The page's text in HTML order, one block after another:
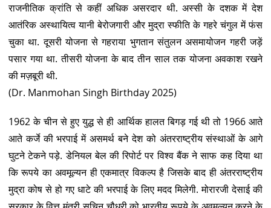
राजनीतिक क्रांति से कहीं अधिक असरदार थी. अस्सी के दशक में देश
आतंरिक अस्थायित्व यानी बेरोजगारी और मुद्रा स्फीति के गहरे चंगुल में फंस
चुका था. दूसरी योजना से गहराया भुगतान संतुलन असमायोजन गहरी जड़ें
पसार गया था. तीसरी योजना के बाद तीन साल तक योजना अवकाश रखने
की मज़बूरी थी.
(Dr. Manmohan Singh Birthday 2025)
1962 के चीन से हुए युद्ध से ही आर्थिक हालत बिगड़ गई थी तो 1966 आते
आते कर्जे की भरपाई में असमर्थ बने देश को अंतरराष्ट्रीय संस्थाओं के आगे
घुटने टेकने पड़े. डेनियल बेल की रिपोर्ट पर विश्व बैंक ने साफ कह दिया था
कि रूपये का अवमूल्यन ही एकमात्र विकल्प है जिसके बाद ही अंतरराष्ट्रीय
मुद्रा कोष से हो गए धाटे की भरपाई के लिए मदद मिलेगी. मोरारजी देसाई की